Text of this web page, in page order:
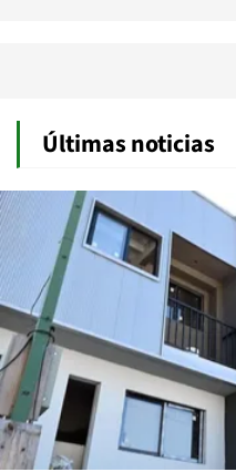
Últimas noticias